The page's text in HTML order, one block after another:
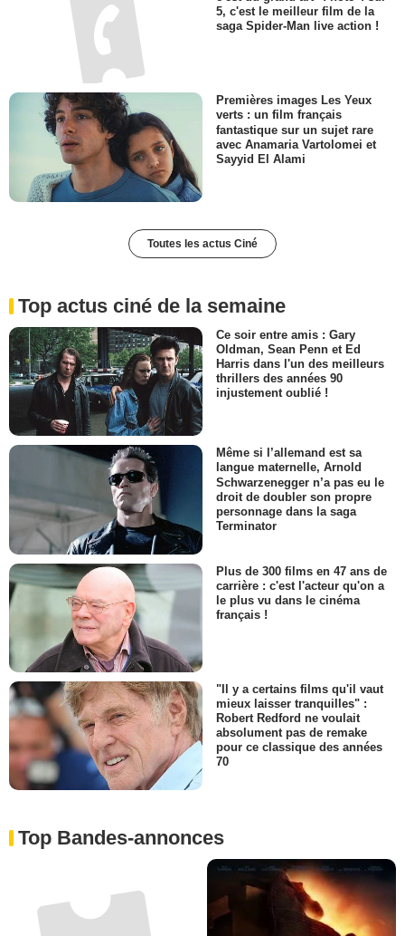
5, c'est le meilleur film de la
saga Spider-Man live action !
Premières images Les Yeux
verts : un film français
fantastique sur un sujet rare
avec Anamaria Vartolomei et
Sayyid El Alami
Toutes les actus Ciné
Top actus ciné de la semaine
Ce soir entre amis : Gary
Oldman, Sean Penn et Ed
Harris dans l'un des meilleurs
thrillers des années 90
injustement oublié !
Même si l’allemand est sa
langue maternelle, Arnold
Schwarzenegger n’a pas eu le
droit de doubler son propre
personnage dans la saga
Terminator
Plus de 300 films en 47 ans de
carrière : c'est l'acteur qu'on a
le plus vu dans le cinéma
français !
"Il y a certains films qu'il vaut
mieux laisser tranquilles" :
Robert Redford ne voulait
absolument pas de remake
pour ce classique des années
70
Top Bandes-annonces